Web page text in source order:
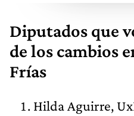
Diputados que
de los cambios
Frías
Hilda Aguirre,